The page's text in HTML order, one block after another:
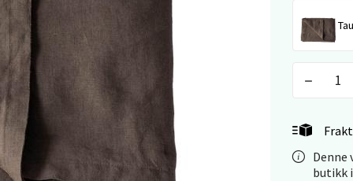
Denne
butikk
- Linderud
vei 38, 0594 Oslo
10-21